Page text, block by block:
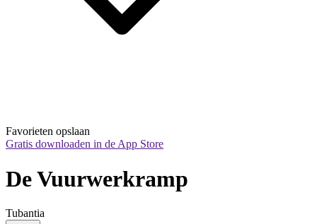
Favorieten opslaan
Gratis downloaden in de App Store
De Vuurwerkramp
Tubantia